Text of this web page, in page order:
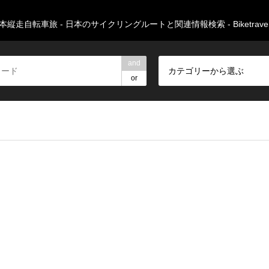
縦走自転車旅 - 日本のサイクリングルートと関連情報検索 -
and
or
カテゴリーから選ぶ